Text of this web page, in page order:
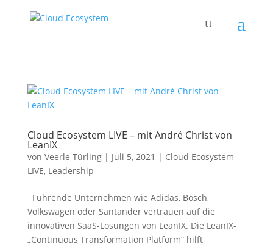
Cloud Ecosystem LIVE – mit André Christ von
LeanIX
von Veerle Türling| Juli 5, 2021 | Cloud Ecosystem
LIVE, Leadership
Führende Unternehmen wie Adidas, Bosch,
Volkswagen oder Santander vertrauen auf die
innovativen SaaS-Lösungen von LeanIX. Die LeanIX-
„Continuous Transformation Platform“ hilft